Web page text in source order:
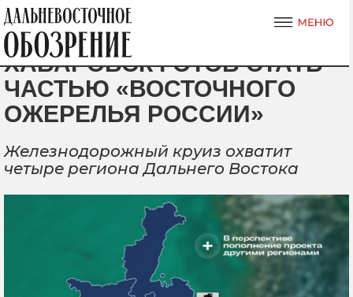
ХАБАРОВСК ГОТОВ СТАТЬ
ЧАСТЬЮ «ВОСТОЧНОГО
ОЖЕРЕЛЬЯ РОССИИ»
Железнодорожный круиз охватит
четыре региона Дальнего Востока